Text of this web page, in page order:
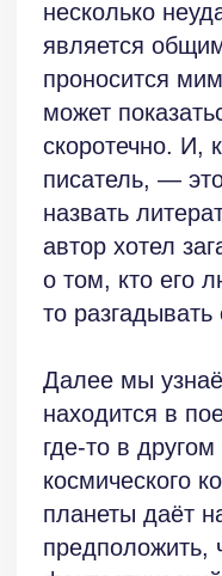
фантастический
отнесла его к жанру
в данном рассказе
символическая и
составляющая, чем
Хотелось бы отметить
в экспозиции и
противоречит сам себе,
«Но фантазии на то и
не сойти с ума. <…>
«Химера — фантазия,
Следовательно,
быть оружием против
Молочно-белый
поезд, напоминает
здесь же появляется и
паучок на стекле. И
взгляд, есть ещё одно
«Пауки и люди.
роде. Виде.